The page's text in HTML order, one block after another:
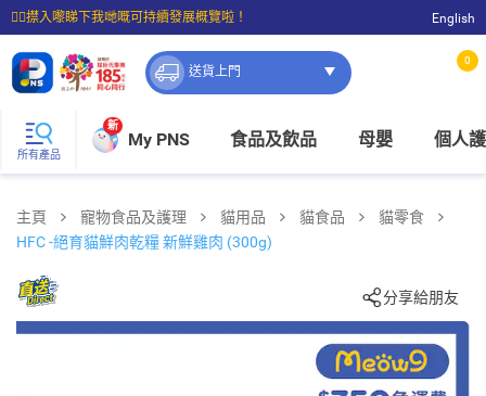
☝🏼㩒入嚟睇下我哋嘅可持續發展概覽啦！
⭐購物滿$399即享免費送貨；滿$100即可免費店取。
English
送貨上門
0
所有產品
新
My PNS 食品及飲品 母嬰 個人
主頁 寵物食品及護理 貓用品 貓食品
貓零食
HFC -絕育貓鮮肉乾糧 新鮮雞肉 (300g)
分享給朋友